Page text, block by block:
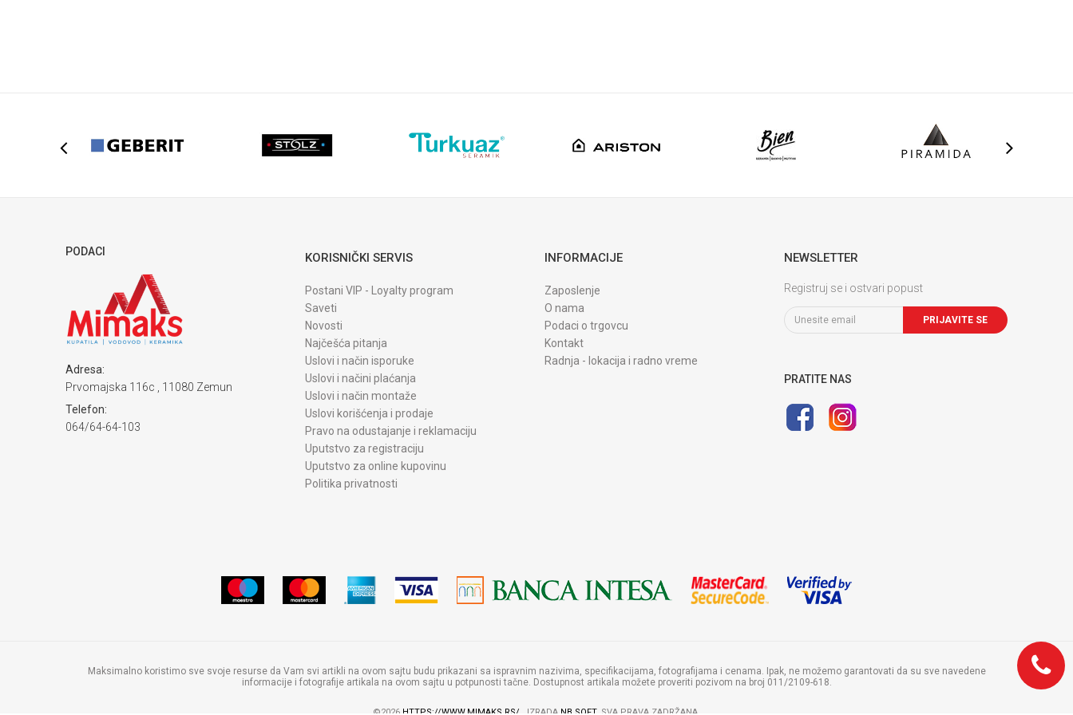
PODACI
Adresa:
Prvomajska 116c , 11080 Zemun
Telefon:
064/64-64-103
KORISNIČKI SERVIS
Postani VIP - Loyalty program
Saveti
Novosti
Najčešća pitanja
Uslovi i način isporuke
Uslovi i načini plaćanja
Uslovi i način montaže
Uslovi korišćenja i prodaje
Pravo na odustajanje i reklamaciju
Uputstvo za registraciju
Uputstvo za online kupovinu
Politika privatnosti
INFORMACIJE
Zaposlenje
O nama
Podaci o trgovcu
Kontakt
Radnja - lokacija i radno vreme
NEWSLETTER
Registruj se i ostvari popust
PRIJAVITE SE
PRATITE NAS
Maksimalno koristimo sve svoje resurse da Vam svi artikli na ovom sajtu budu prikazani sa ispravnim nazivima, specifikacijama, fotografijama i cenama. Ipak, ne možemo garantovati da su sve navedene
informacije i fotografije artikala na ovom sajtu u potpunosti tačne. Dostupnost artikala možete proveriti pozivom na broj 011/2109-618.
©2026 HTTPS://WWW.MIMAKS.RS/ , IZRADA NB SOFT. SVA PRAVA ZADRŽANA.